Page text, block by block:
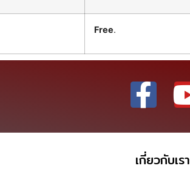
Free.
เกี่ยวกับเรา